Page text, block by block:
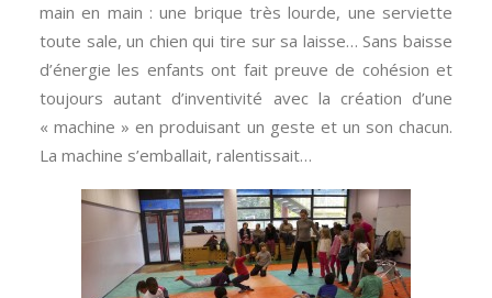
main en main : une brique très lourde, une serviette
toute sale, un chien qui tire sur sa laisse… Sans baisse
d’énergie les enfants ont fait preuve de cohésion et
toujours autant d’inventivité avec la création d’une
« machine » en produisant un geste et un son chacun.
La machine s’emballait, ralentissait…